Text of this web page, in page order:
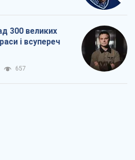
300 великих
і всупереч
657